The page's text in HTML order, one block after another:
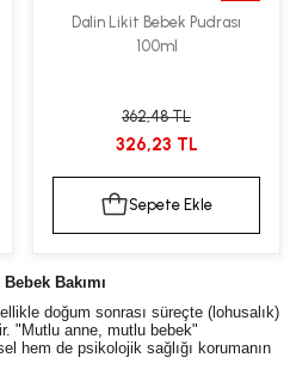
Dalin Likit Bebek Pudrası
100ml
362,48 TL
326,23 TL
Sepete Ekle
Bakımı
doğum sonrası süreçte (lohusalık)
"Mutlu anne, mutlu bebek"
hem de psikolojik sağlığı korumanın